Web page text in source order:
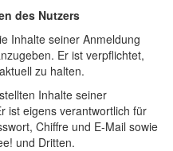
des Nutzers
Inhalte seiner Anmeldung
Er ist verpflichtet,
zu halten.
Inhalte seiner
ist eigens verantwortlich für
Chiffre und E-Mail sowie
und Dritten.